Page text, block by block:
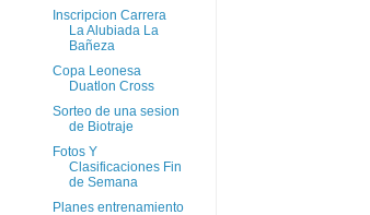
Inscripcion Carrera
La Alubiada La
Bañeza
Copa Leonesa
Duatlon Cross
Sorteo de una sesion
de Biotraje
Fotos Y
Clasificaciones Fin
de Semana
Planes entrenamiento